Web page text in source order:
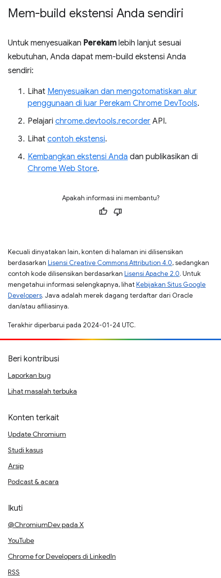
Mem-build ekstensi Anda sendiri
Untuk menyesuaikan Perekam lebih lanjut sesuai
kebutuhan, Anda dapat mem-build ekstensi Anda
sendiri:
Lihat Menyesuaikan dan mengotomatiskan alur
penggunaan di luar Perekam Chrome DevTools.
Pelajari chrome.devtools.recorder API.
Lihat contoh ekstensi.
Kembangkan ekstensi Anda dan publikasikan di
Chrome Web Store.
Apakah informasi ini membantu?
Kecuali dinyatakan lain, konten di halaman ini dilisensikan
berdasarkan Lisensi Creative Commons Attribution 4.0, sedangkan
contoh kode dilisensikan berdasarkan Lisensi Apache 2.0. Untuk
mengetahui informasi selengkapnya, lihatKebijakan Situs Google
Developers. Java adalah merek dagang terdaftar dari Oracle
dan/atau afiliasinya.
Terakhir diperbarui pada 2024-01-24 UTC.
Beri kontribusi
Laporkan bug
Lihat masalah terbuka
Konten terkait
Update Chromium
Studi kasus
Arsip
Podcast & acara
Ikuti
@ChromiumDev pada X
YouTube
Chrome for Developers di LinkedIn
RSS